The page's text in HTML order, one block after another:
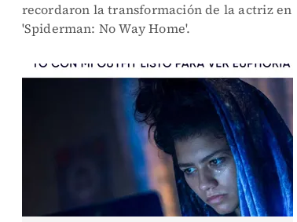
recordaron la transformación de la actriz en
'Spiderman: No Way Home'.